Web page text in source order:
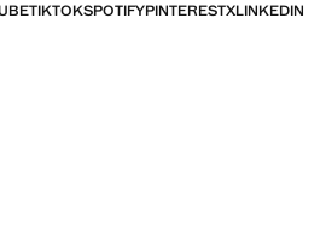
TIKTOKSPOTIFYPINTERESTXLINKEDIN